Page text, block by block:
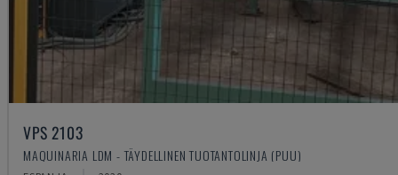
VPS 2103
MAQUINARIA LDM - TÄYDELLINEN TUOTANTOLINJA (PUU)